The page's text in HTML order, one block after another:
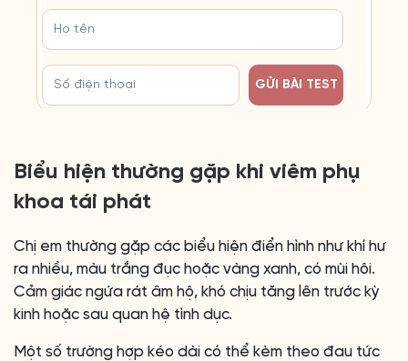
GỬI BÀI TEST
Biểu hiện thường gặp khi viêm phụ
khoa tái phát
Chị em thường gặp các biểu hiện điển hình như khí hư
ra nhiều, màu trắng đục hoặc vàng xanh, có mùi hôi.
Cảm giác ngứa rát âm hộ, khó chịu tăng lên trước kỳ
kinh hoặc sau quan hệ tình dục.
Một số trường hợp kéo dài có thể kèm theo đau tức